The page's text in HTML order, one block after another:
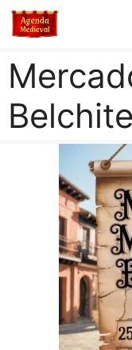
Saltar
Belchite